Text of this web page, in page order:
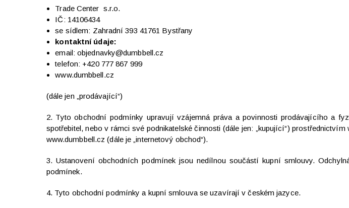
Trade Center s.r.o.
IČ: 14106434
se sídlem: Zahradní 393 41761 Bystřany
kontaktní údaje:
email: objednavky@dumbbell.cz
telefon: +420 777 867 999
www.dumbbell.cz
(dále jen „prodávající“)
2. Tyto obchodní podmínky upravují vzájemná práva a povinnosti prodávajícího a
spotřebitel, nebo v rámci své podnikatelské činnosti (dále jen: „kupující“)
www.dumbbell.cz (dále je „internetový obchod“).
3. Ustanovení obchodních podmínek jsou nedílnou součástí kupní smlouvy.
podmínek.
4. Tyto obchodní podmínky a kupní smlouva se uzavírají v českém jazyce.